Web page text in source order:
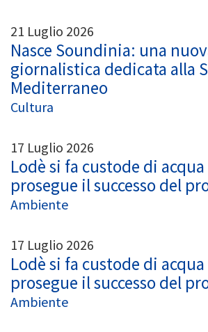
21 Luglio 2026
Nasce Soundinia: una
giornalistica dedicata alla
Mediterraneo
Cultura
17 Luglio 2026
Lodè si fa custode di
prosegue il successo del
Ambiente
17 Luglio 2026
Lodè si fa custode di
prosegue il successo del
Ambiente